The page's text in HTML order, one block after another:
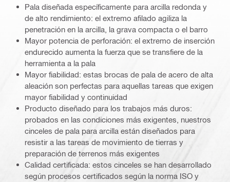
Pala diseñada específicamente para arcilla redonda y
de alto rendimiento: el extremo afilado agiliza la
penetración en la arcilla, la grava compacta o el barro
Mayor potencia de perforación: el extremo de inserción
endurecido aumenta la fuerza que se transfiere de la
herramienta a la pala
Mayor fiabilidad: estas brocas de pala de acero de alta
aleación son perfectas para aquellas tareas que exigen
mayor fiabilidad y continuidad
Producto diseñado para los trabajos más duros:
probados en las condiciones más exigentes, nuestros
cinceles de pala para arcilla están diseñados para
resistir a las tareas de movimiento de tierras y
preparación de terrenos más exigentes
Calidad certificada: estos cinceles se han desarrollado
según procesos certificados según la norma ISO y